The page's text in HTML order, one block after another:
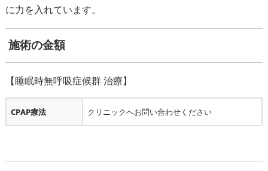
施術の金額
CPAP療法 クリニックへお問い合わせください